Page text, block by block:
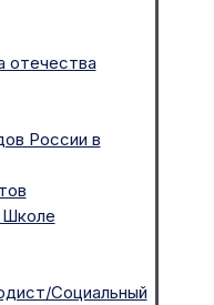
отечества
России в
Школе
Социальный